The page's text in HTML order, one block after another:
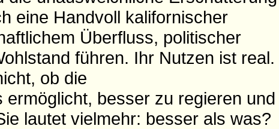
eine Handvoll kalifornischer
Überfluss, politischer
führen. Ihr Nutzen ist real.
ob die
besser zu regieren und
lautet vielmehr: besser als was?